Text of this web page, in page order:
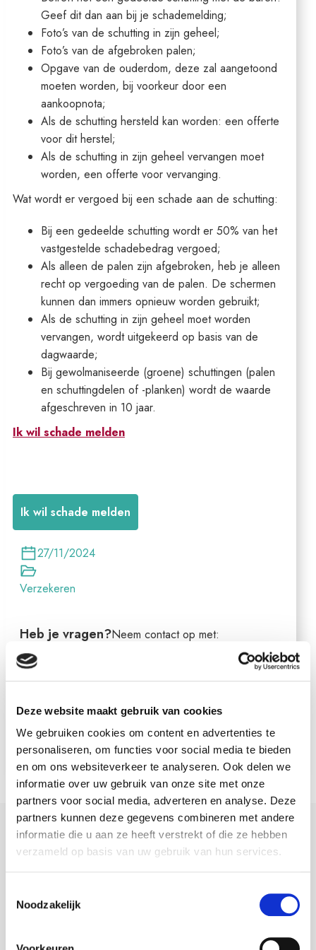
Deze website maakt gebruik van cookies
We gebruiken cookies om content en advertenties te
personaliseren, om functies voor social media te bieden
en om ons websiteverkeer te analyseren. Ook delen we
informatie over uw gebruik van onze site met onze
partners voor social media, adverteren en analyse. Deze
partners kunnen deze gegevens combineren met andere
informatie die u aan ze heeft verstrekt of die ze hebben
verzameld op basis van uw gebruik van hun services.
Noodzakelijk
Geef dit dan aan bij je schademelding;
Foto’s van de schutting in zijn geheel;
Foto’s van de afgebroken palen;
Opgave van de ouderdom, deze zal aangetoond
moeten worden, bij voorkeur door een
aankoopnota;
Als de schutting hersteld kan worden: een offerte
voor dit herstel;
Als de schutting in zijn geheel vervangen moet
worden, een offerte voor vervanging.
Wat wordt er vergoed bij een schade aan de schutting:
Bij een gedeelde schutting wordt er 50% van het
vastgestelde schadebedrag vergoed;
Als alleen de palen zijn afgebroken, heb je alleen
recht op vergoeding van de palen. De schermen
kunnen dan immers opnieuw worden gebruikt;
Als de schutting in zijn geheel moet worden
vervangen, wordt uitgekeerd op basis van de
dagwaarde;
Bij gewolmaniseerde (groene) schuttingen (palen
en schuttingdelen of -planken) wordt de waarde
afgeschreven in 10 jaar.
Ik wil schade melden
Ik wil schade melden
27/11/2024
Verzekeren
Heb je vragen?Neem contact op met:
Afdeling particuliere verzekeringen
0513-461 346
Heb je een vraag?
je antwoord niet vinden? Vul dan het formulier in en wij